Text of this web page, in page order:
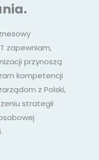
zapewniam,
przynoszą
kompetencji
z Polski,
strategii